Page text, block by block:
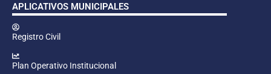
APLICATIVOS MUNICIPALES
Registro Civil
Plan Operativo Institucional